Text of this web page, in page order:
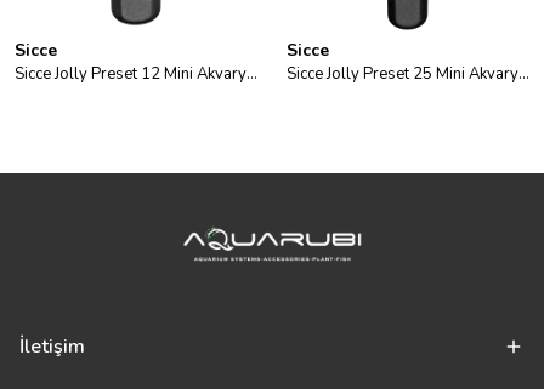
Sicce
Sicce Jolly Preset 12 Mini Akvaryum Isıtıcısı
Sicce
Sicce Jolly Preset 25 Mini Akvaryum Isıtıcısı
İletişim